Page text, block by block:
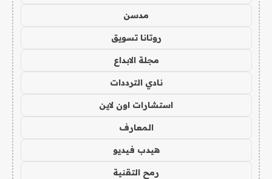
مدسن
روتانا تسويق
مجلة الابداع
نادي الترددات
استشارات اون لاين
المعارف
هيدب فيديو
رمح التقنية